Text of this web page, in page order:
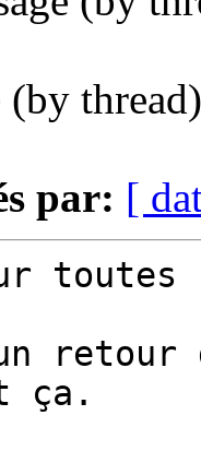
(by
par: [
retour
ça.